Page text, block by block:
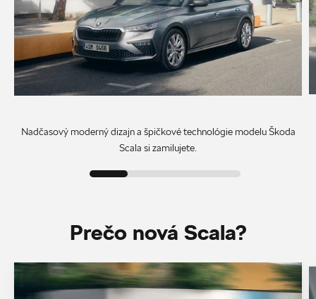
Nadčasový moderný dizajn a špičkové technológie modelu Škoda
Scala si zamilujete.
Prečo nová Scala?